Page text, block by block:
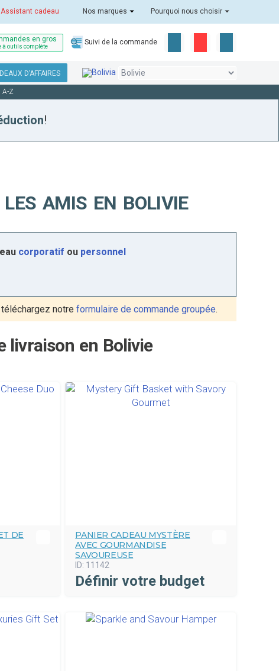
Assistant cadeau Nos marques Pourquoi nous choisir
en gros
à outils complète
Suivi de la commande
D’AFFAIRES
A-Z
!
AMIS EN BOLIVIE
corporatif ou personnel
notre formulaire de commande groupée.
livraison en Bolivie
DE
PANIER CADEAU MYSTÈRE
AVEC GOURMANDISE
SAVOUREUSE
ID: 11142
Définir votre budget